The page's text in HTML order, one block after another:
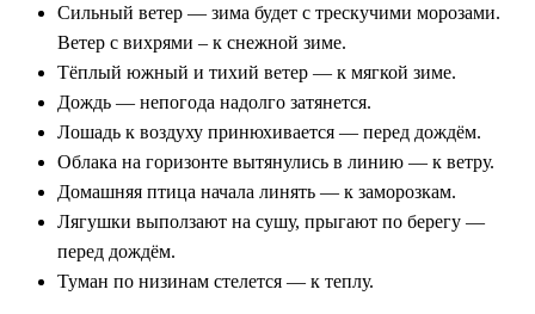
Сильный ветер — зима будет с трескучими морозами.
Ветер с вихрями – к снежной зиме.
Тёплый южный и тихий ветер — к мягкой зиме.
Дождь — непогода надолго затянется.
Лошадь к воздуху принюхивается — перед дождём.
Облака на горизонте вытянулись в линию — к ветру.
Домашняя птица начала линять — к заморозкам.
Лягушки выползают на сушу, прыгают по берегу —
перед дождём.
Туман по низинам стелется — к теплу.